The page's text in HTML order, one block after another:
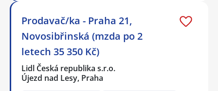
Prodavač/ka - Praha 21,
Novosibřinská (mzda po 2
letech 35 350 Kč)
Lidl Česká republika s.r.o.
Újezd nad Lesy, Praha